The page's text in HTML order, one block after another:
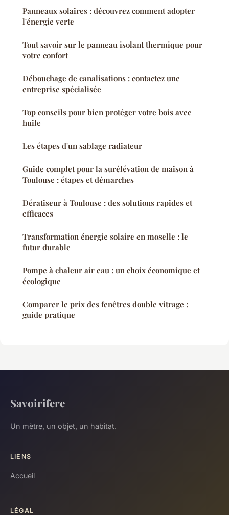
Panneaux solaires : découvrez comment adopter
l'énergie verte
Tout savoir sur le panneau isolant thermique pour
votre confort
Débouchage de canalisations : contactez une
entreprise spécialisée
Top conseils pour bien protéger votre bois avec
huile
Les étapes d'un sablage radiateur
Guide complet pour la surélévation de maison à
Toulouse : étapes et démarches
Dératiseur à Toulouse : des solutions rapides et
efficaces
Transformation énergie solaire en moselle : le
futur durable
Pompe à chaleur air eau : un choix économique et
écologique
Comparer le prix des fenêtres double vitrage :
guide pratique
Savoirifere
Un mètre, un objet, un habitat.
LIENS
Accueil
LÉGAL